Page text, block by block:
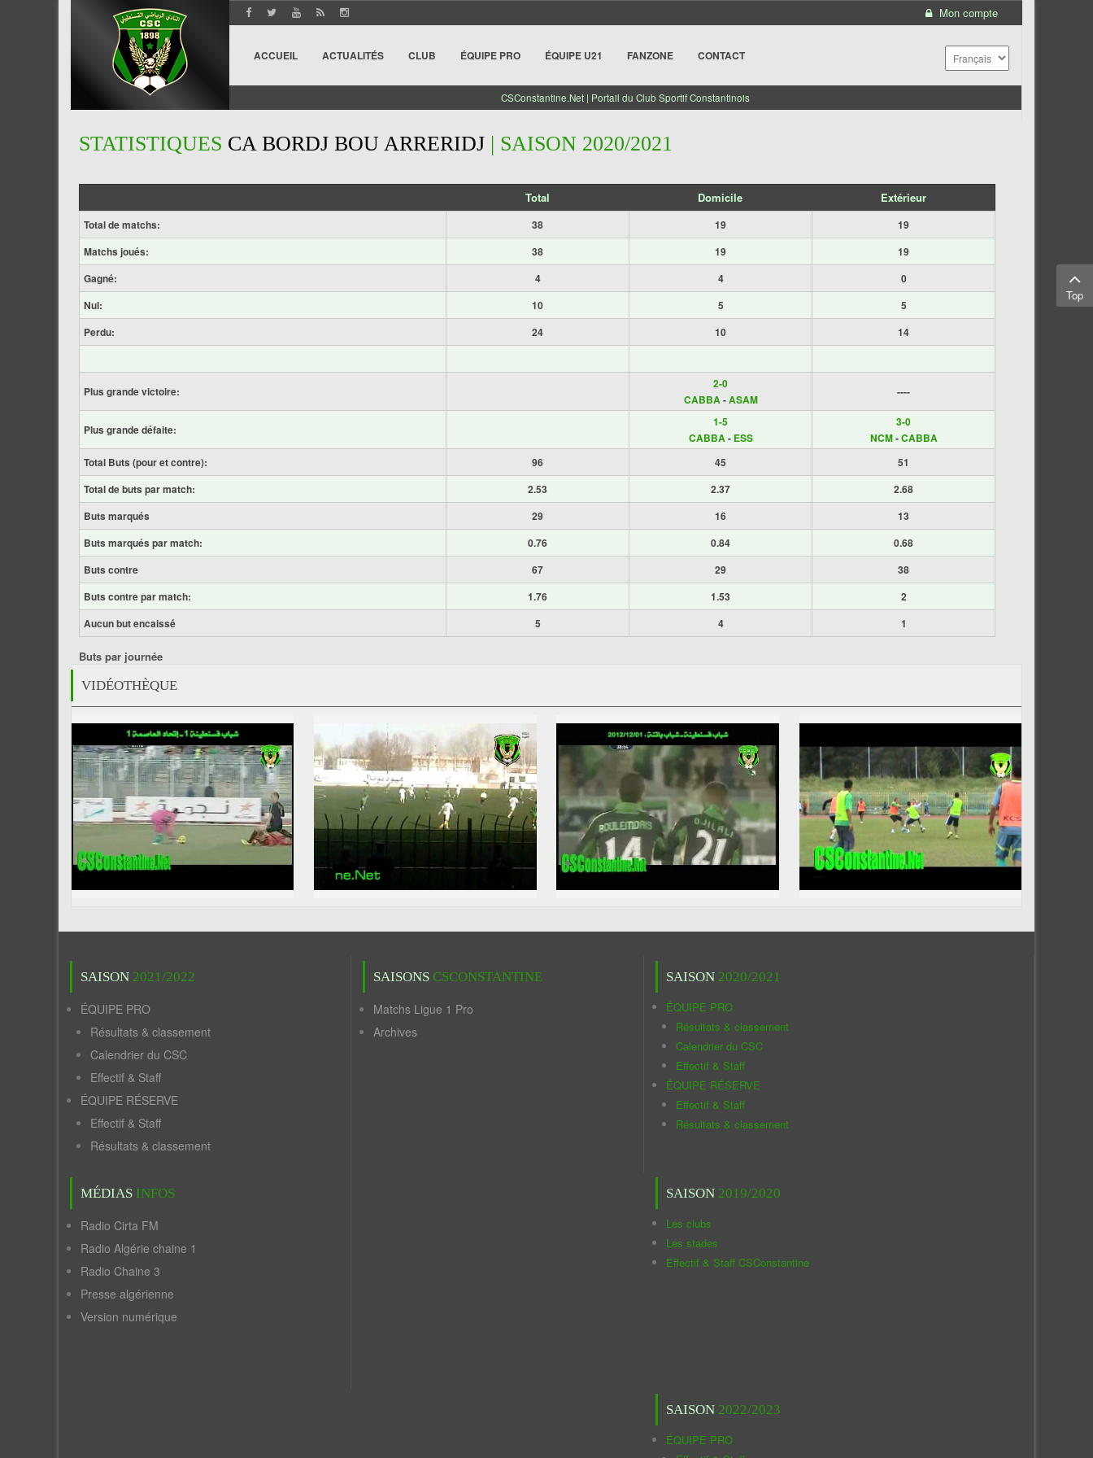
Mon compte
ACCUEIL ACTUALITÉS CLUB ÉQUIPE PRO ÉQUIPE U21 FANZONE CONTACT
CSConstantine.Net | Portail du Club Sportif Constantinois
STATISTIQUES CA BORDJ BOU ARRERIDJ | SAISON 2020/2021
Total Domicile Extérieur
Total de matchs: 38 19
19
Matchs joués:
38 19
19
Gagné:
4 4
0
Nul:
10 5
5
Perdu:
24 10 14
Plus grande victoire:
2-0
CABBA-ASAM
----
Plus grande défaite:
1-5
CABBA- ESS
3-0
NCM-CABBA
Total Buts (pour et contre):
96 45
51
Total de buts par match:
2.53 2.37
2.68
Buts marqués
29 16
13
Buts marqués par match:
0.76 0.84
0.68
Buts contre
67 29
38
Buts contre par match:
1.76 1.53
2
Aucun but encaissé
5 4 1
Buts par journée
VIDÉOTHÈQUE
SAISON 2021/2022
ÉQUIPE PRO
Résultats & classement
Calendrier du CSC
Effectif & Staff
ÉQUIPE RÉSERVE
Effectif & Staff
Résultats & classement
MÉDIAS INFOS
Radio Cirta FM
Radio Algérie chaine 1
Radio Chaine 3
Presse algérienne
Version numérique
SAISONS CSCONSTANTINE
Matchs Ligue 1 Pro
Archives
SAISON 2020/2021
ÉQUIPE PRO
Résultats & classement
Calendrier du CSC
Effectif & Staff
ÉQUIPE RÉSERVE
Effectif & Staff
Résultats & classement
SAISON 2019/2020
Les clubs
Les stades
Effectif & Staff CSConstantine
SAISON 2022/2023
ÉQUIPE PRO
Top